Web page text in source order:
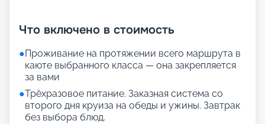
Что включено в стоимость
●Проживание на протяжении всего маршрута в
каюте выбранного класса — она закрепляется
за вами
●Трёхразовое питание. Заказная система со
второго дня круиза на обеды и ужины. Завтрак
без выбора блюд.